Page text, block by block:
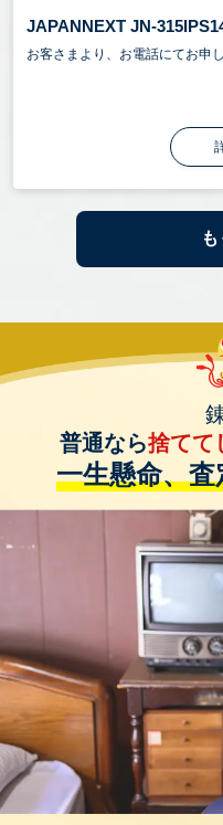
JAPANNEXT JN-
お客さまより、お電話にてお申
普通なら捨てて
一生懸命、査